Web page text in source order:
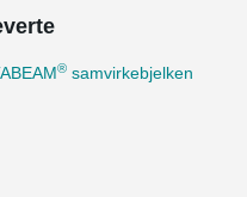
® samvirkebjelken